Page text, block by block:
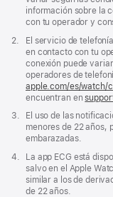
página
información sobre la
con tu operador y
Nota
página
2.
El servicio de
en contacto con tu
conexión puede
operadores de
apple.com/es/watch/
encuentran en
Nota
página
3.
El uso de las
menores de 22 años,
embarazadas.
Nota
4.
La app ECG está
salvo en el Apple
similar a los de
de 22 años.